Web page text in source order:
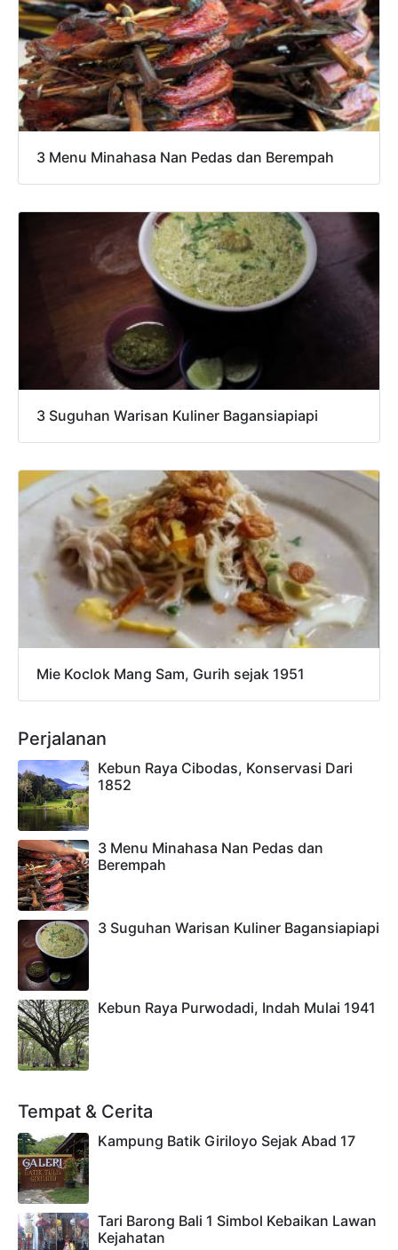
3 Menu Minahasa Nan Pedas dan Berempah
3 Suguhan Warisan Kuliner Bagansiapiapi
Mie Koclok Mang Sam, Gurih sejak 1951
Perjalanan
Kebun Raya Cibodas, Konservasi Dari
1852
3 Menu Minahasa Nan Pedas dan
Berempah
3 Suguhan Warisan Kuliner Bagansiapiapi
Kebun Raya Purwodadi, Indah Mulai 1941
Tempat & Cerita
Kampung Batik Giriloyo Sejak Abad 17
Tari Barong Bali 1 Simbol Kebaikan Lawan
Kejahatan